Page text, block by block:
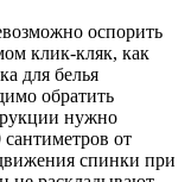
оспорить
клик-кляк, как
для белья
обратить
нужно
от
спинки при